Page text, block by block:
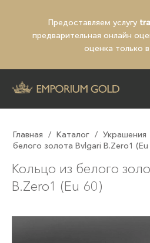
Предоставляем услугу
предварительная онлайн
оценка только
Главная / Каталог / Украшения
белого золота Bvlgari B.Zero1 (Eu
Кольцо из белого
B.Zero1 (Eu 60)